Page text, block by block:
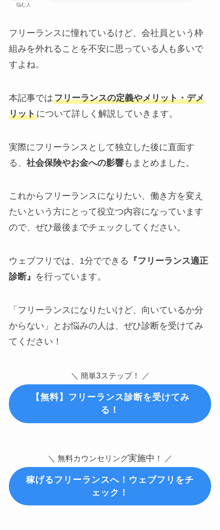
悩む人
フリーランスに憧れているけど、会社員という枠
組みを外れることを不安に思っている人も多いで
すよね。
本記事ではフリーランスの定義やメリット・デメ
リットについて詳しく解説していきます。
実際にフリーランスとして独立した後に直面す
る、 社会保険やお金への影響もまとめました。
これからフリーランスになりたい、働き方を変え
たいという方にとって役立つ内容になっています
ので、ぜひ最後までチェックしてください。
ウェブフリでは、1分でできる 『フリーランス適正
診断』 を行っています。
「フリーランスになりたいけど、向いているか分
からない」とお悩みの人は、ぜひ診断を受けてみ
てください！
＼ 簡単3ステップ！ ／
【無料】フリーランス診断を受けてみ
る！
＼ 無料カウンセリング実施中 ！ ／
稼げるフリーランスへ！ウェブフリをチ
ェック！